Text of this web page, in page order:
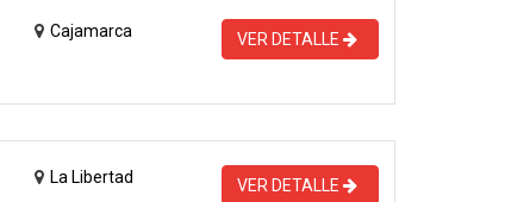
Cajamarca VER DETALLE
La Libertad VER DETALLE